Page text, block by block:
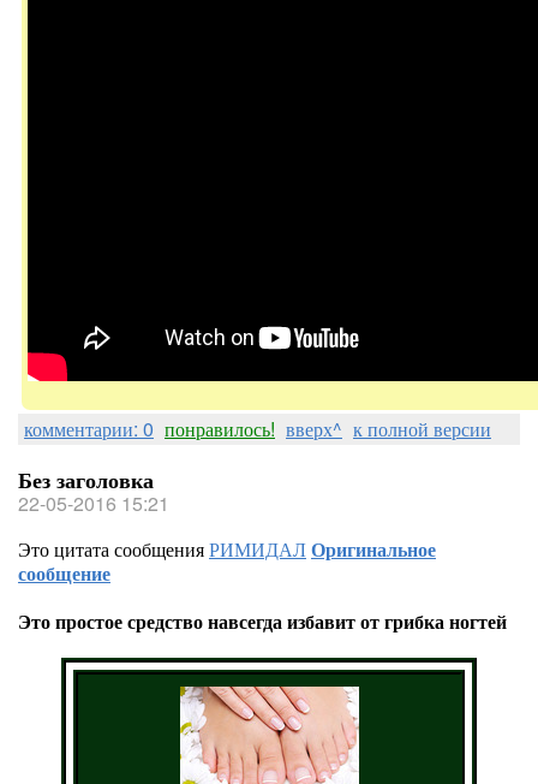
комментарии: 0 понравилось! вверх^ к полной версии
Без заголовка
22-05-2016 15:21
Это цитата сообщенияРИМИДАЛОригинальное
сообщение
Это простое средство навсегда избавит от грибка ногтей